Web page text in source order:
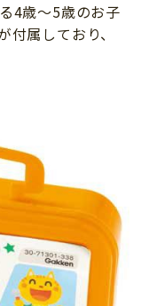
4歳～5歳のお子
属しており、